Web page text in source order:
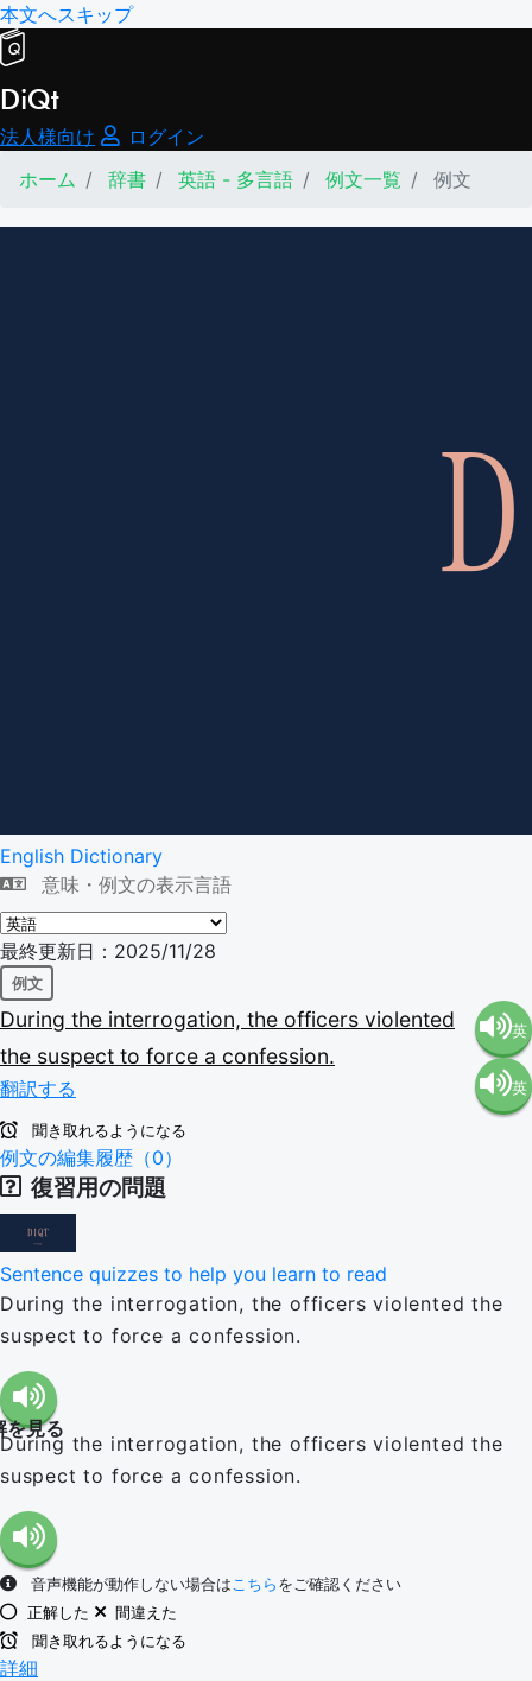
本文へスキップ
DiQt
法人様向け
ログイン
ホーム
辞書 英語 - 多言語 例文一覧 例文
English Dictionary
意味・例文の表示言語
最終更新日：2025/11/28
例文
During the interrogation, the officers violented
the suspect to force a confession.
翻訳する
英
語（米
英
聞き取れるようになる
例文の編集履歴（0）
復習用の問題
Sentence quizzes to help you learn to read
During the interrogation, the officers violented the
suspect to force a confession.
を見る
During the interrogation, the officers violented the
suspect to force a confession.
音声機能が動作しない場合はこちら をご確認ください
正解した
間違えた
聞き取れるようになる
詳細